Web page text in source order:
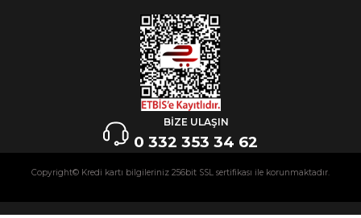
BİZE ULAŞIN
0 332 353 34 62
Copyright© Kredi kartı bilgileriniz 256bit SSL sertifikası ile korunmaktadır.